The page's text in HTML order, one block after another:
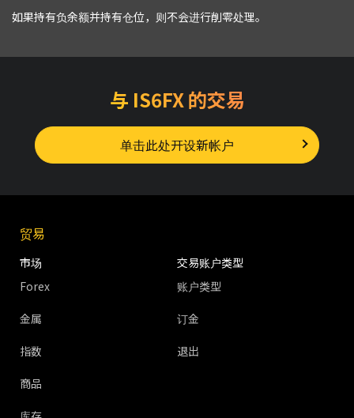
如果持有负余额并持有仓位，则不会进行削零处理。
与 IS6FX 的交易
单击此处开设新帐户
贸易
市场
Forex
金属
指数
商品
交易账户类型
账户类型
订金
退出